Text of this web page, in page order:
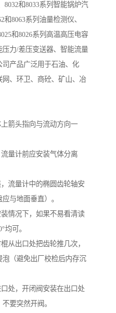
8032和8033系列智能锅炉汽
和8063系列油量检测仪、
和8026系列高温高压电容
力/差压变送器、智能流量
产品广泛用于石油、化
、环卫、商砼、矿山、冶
箭头指向与流动方向一
量计前应安装气体分离
流量计中的椭圆齿轮轴安
与地面垂直）。
情况下，如果不易看清读
均可。
从出口处把齿轮推几次，
（避免出厂校检后内存沉
处，开闭阀安装在出口处
要突然开阀。